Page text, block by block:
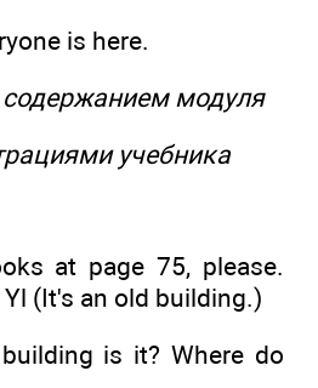
is here.
модуля
учебника
at page 75, please.
(It's an old building.)
is it? Where do